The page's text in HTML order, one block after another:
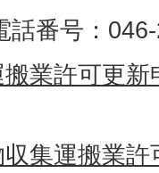
番号：046-
業許可更
集運搬業許